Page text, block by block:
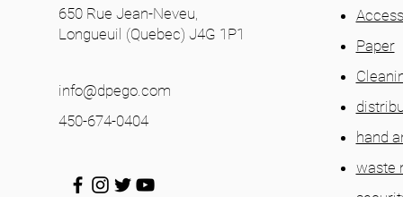
650 Rue Jean-Neveu,
Longueuil (Quebec) J4G 1P1
info@dpego.com
450-674-0404
Paper
hand
waste